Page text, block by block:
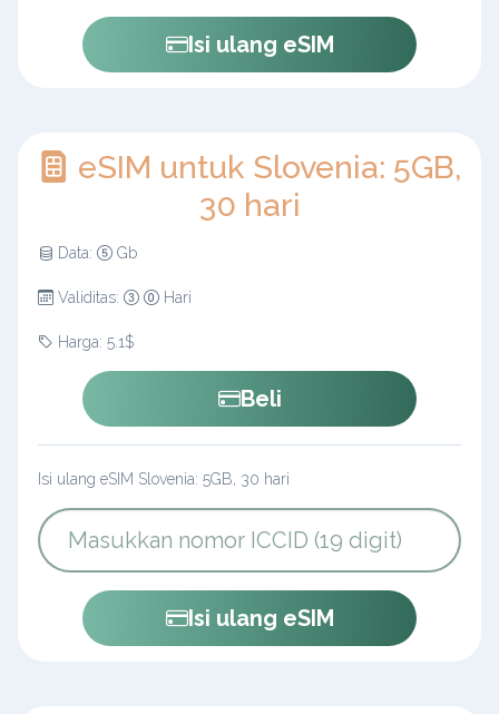
Isi ulang eSIM
eSIM untuk Slovenia: 5GB,
30 hari
Data: Gb
Validitas: Hari
Harga: 5.1$
Beli
Isi ulang eSIM Slovenia: 5GB, 30 hari
Isi ulang eSIM